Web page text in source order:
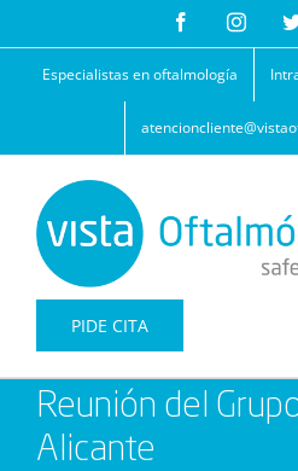
contenido
Facebook
Especialistas en oftalmología
PIDE CITA
Reunión del
Alicante